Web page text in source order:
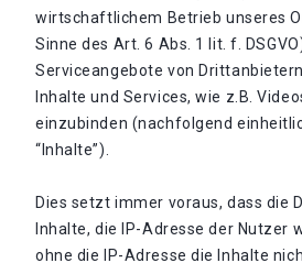
wirtschaftlichem Betrieb unseres
Sinne des Art. 6 Abs. 1 lit. f.
Serviceangebote von
Inhalte und Services, wie z.B.
einzubinden (nachfolgend
“Inhalte”).
Dies setzt immer voraus, dass die
Inhalte, die IP-Adresse der Nutzer
ohne die IP-Adresse die Inhalte